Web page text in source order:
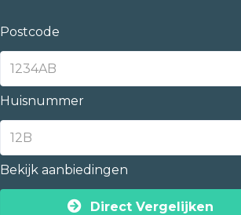
Postcode
Huisnummer
Bekijk aanbiedingen
Direct Vergelijken